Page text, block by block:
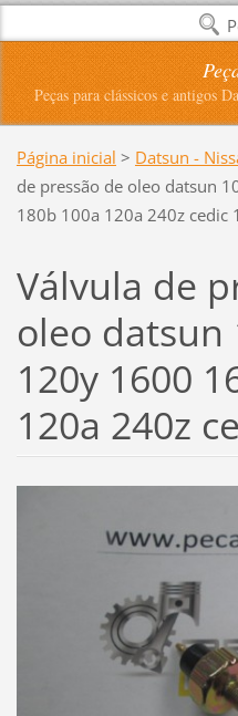
Peças para clássicos e antigos
Página inicial > Datsun -
de pressão de oleo datsun
180b 100a 120a 240z cedic
Válvula de
oleo datsun
120y 1600
120a 240z